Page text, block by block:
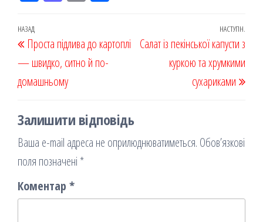
k on ис
Навігація
записів
Попередній
запис
НАЗАД
Проста підлива до картоплі
— швидко, ситно й по-
домашньому
НАСТУПН.
Салат із пекінської капусти з
куркою та хрумкими
сухариками
Залишити відповідь
Ваша e-mail адреса не оприлюднюватиметься. Обов’язкові
поля позначені *
Коментар *